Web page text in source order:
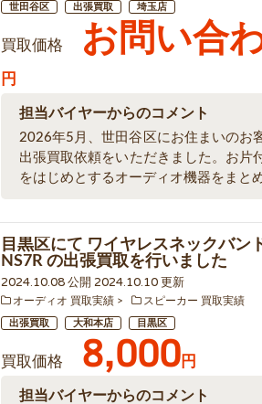
世田谷区 出張買取 埼玉店
買取価格 お問い合
円
担当バイヤーからのコメント
2026年5月、世田谷区にお住まいのお
出張買取依頼をいただきました。お片
をはじめとするオーディオ機器をまと
目黒区にて ワイヤレスネックバン
NS7R の出張買取を行いました
2024.10.08 公開 2024.10.10 更新
オーディオ 買取実績 スピーカー 買取実績
出張買取 大和本店 目黒区
買取価格 8,000円
担当バイヤーからのコメント